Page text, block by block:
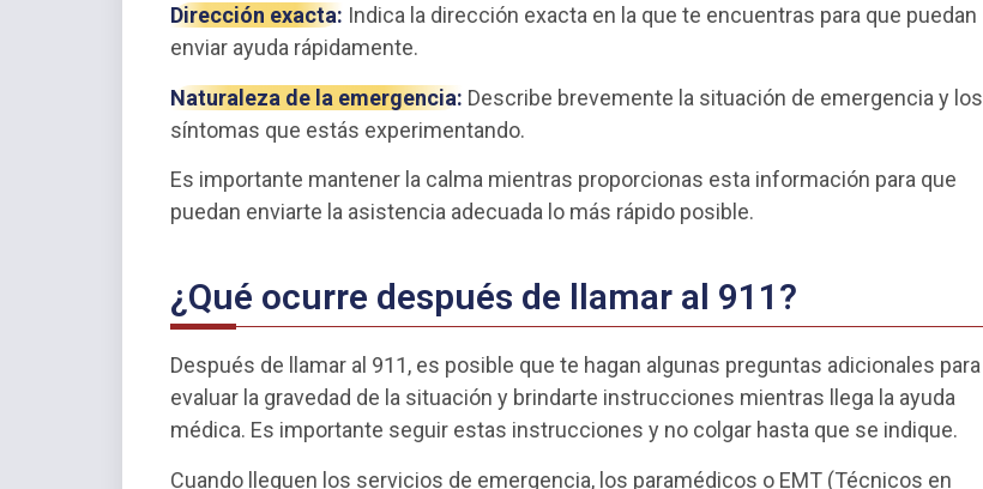
Dirección exacta: Indica la dirección exacta en la que te encuentras para que puedan
enviar ayuda rápidamente.
Naturaleza de la emergencia: Describe brevemente la situación de emergencia y los
síntomas que estás experimentando.
Es importante mantener la calma mientras proporcionas esta información para que
puedan enviarte la asistencia adecuada lo más rápido posible.
¿Qué ocurre después de llamar al 911?
Después de llamar al 911, es posible que te hagan algunas preguntas adicionales para
evaluar la gravedad de la situación y brindarte instrucciones mientras llega la ayuda
médica. Es importante seguir estas instrucciones y no colgar hasta que se indique.
Cuando lleguen los servicios de emergencia, los paramédicos o EMT (Técnicos en